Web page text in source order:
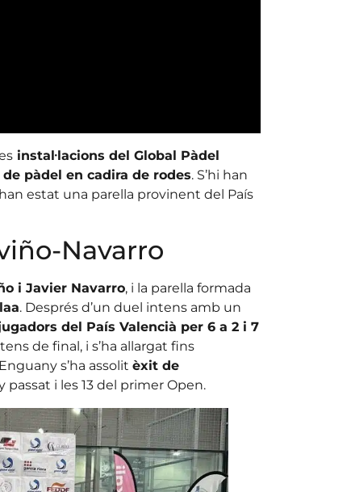
instal·lacions del Global Pàdel
pàdel en cadira de rodes. S’hi han
estat una parella provinent del País
Navarro
i Javier Navarro, i la parella formada
. Després d’un duel intens amb un
del País Valencià per 6 a 2 i 7
de final, i s’ha allargat fins
s’ha assolit èxit de
passat i les 13 del primer Open.